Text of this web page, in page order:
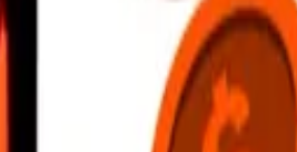
i nærheten, og mer. Last ned